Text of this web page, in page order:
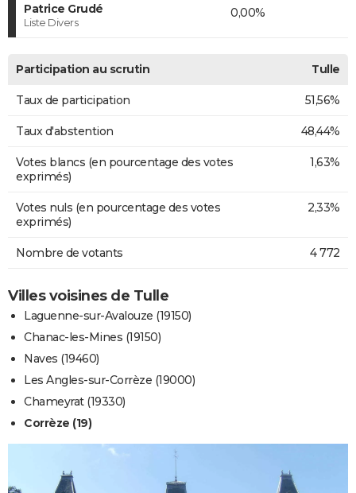
Patrice Grudé
Liste Divers
0,00%
Participation au scrutin Tulle
Taux de participation 51,56%
Taux d'abstention 48,44%
Votes blancs (en pourcentage des votes
exprimés)
1,63%
Votes nuls (en pourcentage des votes
exprimés)
2,33%
Nombre de votants 4 772
Villes voisines de Tulle
Laguenne-sur-Avalouze (19150)
Chanac-les-Mines (19150)
Naves (19460)
Les Angles-sur-Corrèze (19000)
Chameyrat (19330)
Corrèze (19)